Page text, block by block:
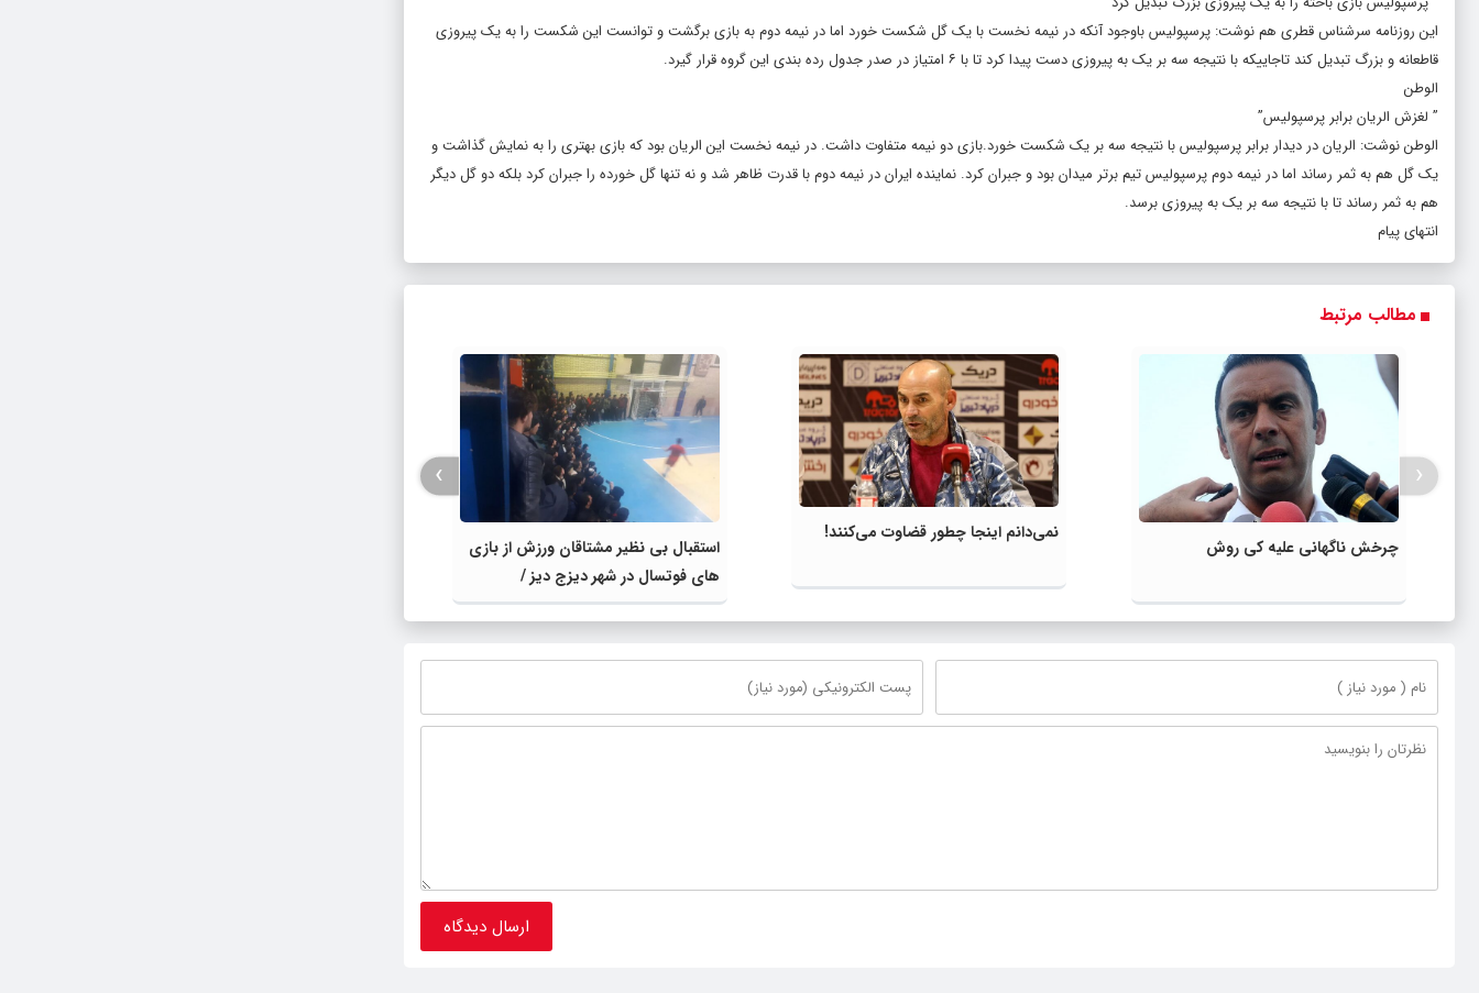
این روزنامه سرشناس قطری هم نوشت: پرسپولیس باوجود آنکه در نیمه نخست با یک گل شکست خورد اما در نیمه دوم به بازی برگشت و توانست این شکست را به یک پیروزی
قاطعانه و بزرگ تبدیل کند تاجاییکه با نتیجه سه بر یک به پیروزی دست پیدا کرد تا با ۶ امتیاز در صدر جدول رده بندی این گروه قرار گیرد.
الوطن
” لغزش الریان برابر پرسپولیس”
الوطن نوشت: الریان در دیدار برابر پرسپولیس با نتیجه سه بر یک شکست خورد.بازی دو نیمه متفاوت داشت. در نیمه نخست این الریان بود که بازی بهتری را به نمایش گذاشت و
یک گل هم به ثمر رساند اما در نیمه دوم پرسپولیس تیم برتر میدان بود و جبران کرد. نماینده ایران در نیمه دوم با قدرت ظاهر شد و نه تنها گل خورده را جبران کرد بلکه دو گل دیگر
هم به ثمر رساند تا با نتیجه سه بر یک به پیروزی برسد.
انتهای پیام
مطالب مرتبط
چرخش ناگهانی علیه کی روش
نمی‌دانم اینجا چطور قضاوت می‌کنند!
استقبال بی نظیر مشتاقان ورزش‌ از بازی
های فوتسال در شهر دیزج دیز /
مسوولین نیازهای ابتدایی شهروندان
‹
›